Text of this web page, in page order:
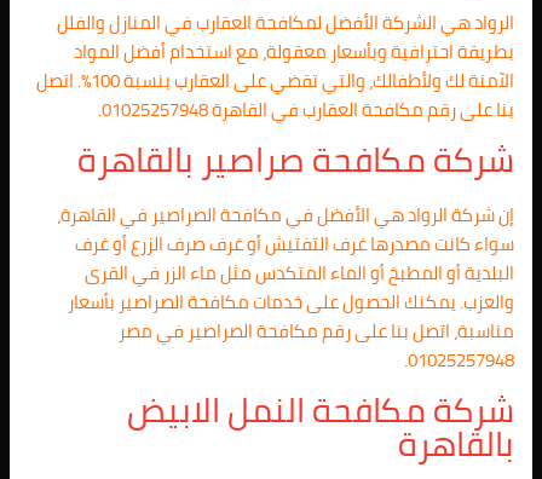
الرواد هي الشركة الأفضل لمكافحة العقارب في المنازل والفلل
بطريقة احترافية وبأسعار معقولة، مع استخدام أفضل المواد
الآمنة لك ولأطفالك، والتي تقضي على العقارب بنسبة 100%. اتصل
بنا على رقم مكافحة العقارب في القاهرة 01025257948.
شركة مكافحة صراصير بالقاهرة
إن شركة الرواد هي الأفضل في مكافحة الصراصير في القاهرة،
سواء كانت مصدرها غرف التفتيش أو غرف صرف الزرع أو غرف
البلدية أو المطبخ أو الماء المتكدس مثل ماء الزر في القرى
والعزب. يمكنك الحصول على خدمات مكافحة الصراصير بأسعار
مناسبة، اتصل بنا على رقم مكافحة الصراصير في مصر
01025257948.
شركة مكافحة النمل الابيض
بالقاهرة